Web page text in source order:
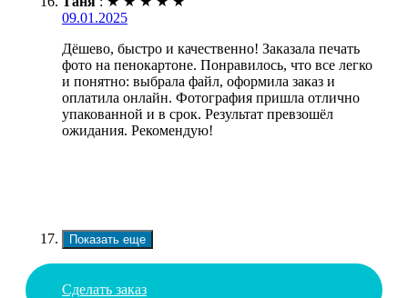
09.01.2025
Дёшево, быстро и качественно! Заказала печать
фото на пенокартоне. Понравилось, что все легко
и понятно: выбрала файл, оформила заказ и
оплатила онлайн. Фотография пришла отлично
упакованной и в срок. Результат превзошёл
ожидания. Рекомендую!
Показать еще
Сделать заказ